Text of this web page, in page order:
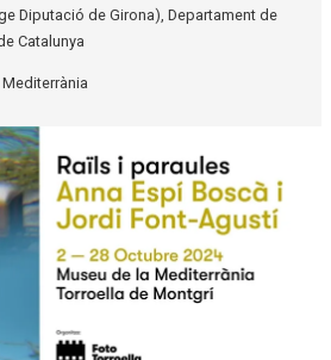
Diputació de Girona), Departament de
Catalunya